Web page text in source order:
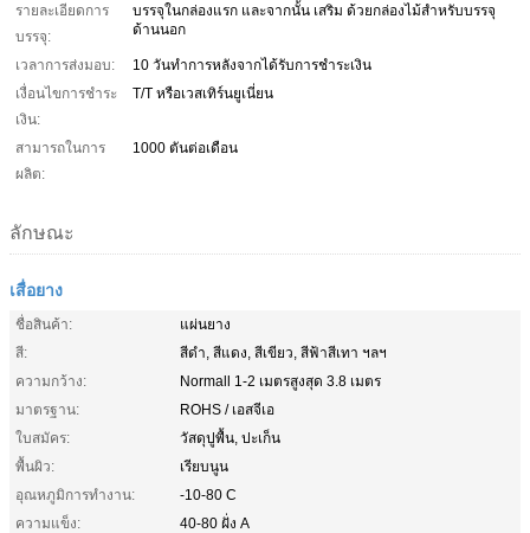
รายละเอียดการ
บรรจุ:
บรรจุในกล่องแรก และจากนั้น เสริม ด้วยกล่องไม้สำหรับบรรจุ
ด้านนอก
เวลาการส่งมอบ:
10 วันทำการหลังจากได้รับการชำระเงิน
เงื่อนไขการชำระ
เงิน:
T/T หรือเวสเทิร์นยูเนี่ยน
สามารถในการ
ผลิต:
1000 ตันต่อเดือน
ลักษณะ
เสื่อยาง
ชื่อสินค้า:
แผ่นยาง
สี:
สีดำ, สีแดง, สีเขียว, สีฟ้าสีเทา ฯลฯ
ความกว้าง:
Normall 1-2 เมตรสูงสุด 3.8 เมตร
มาตรฐาน:
ROHS / เอสจีเอ
ใบสมัคร:
วัสดุปูพื้น, ปะเก็น
พื้นผิว:
เรียบนูน
อุณหภูมิการทำงาน:
-10-80 C
ความแข็ง:
40-80 ฝั่ง A